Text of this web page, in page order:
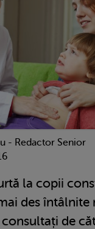
- Redactor Senior
la copii
des întâlnite
de